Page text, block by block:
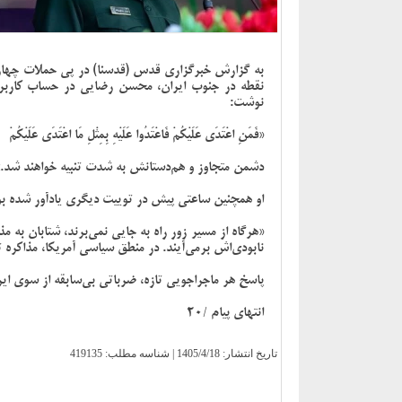
به گزارش خبرگزاری قدس (قدسنا) در پی حملات
نقطه در جنوب ایران، محسن رضایی در حساب
نوشت:
«فَمَنِ اعْتَدَی عَلَیْکُمْ فَاعْتَدُوا عَلَیْهِ بِمِثْلِ مَا اعْتَدَی عَلَیْکُمْ
دشمن متجاوز و هم‌دستانش‌ به شدت تنبیه خواهند
او همچنین ساعتی پیش در توییت دیگری یادآور شده
«هرگاه از مسیر زور راه به جایی نمی‌برند، شتابان
نابودی‌اش برمی‌آیند. در منطق سیاسی آمریکا، مذاکره
پاسخ هر ماجراجویی تازه، ضرباتی بی‌سابقه از سوی
انتهای پیام /20
تاریخ انتشار:1405/4/18 | شناسه مطلب: 419135